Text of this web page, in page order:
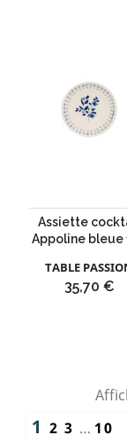
Assiette
Appoline bleue
TABLE
Prix
35,70 €
1 2 3 … 10